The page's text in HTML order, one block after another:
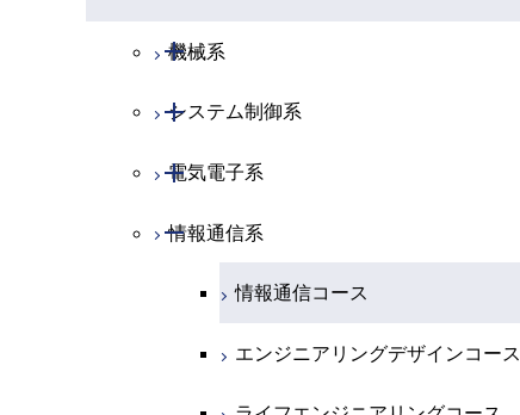
物理学系
物理学コース
物質・情報卓越コース
化学系
化学コース
エネルギーコース
エネルギー・情報コース
物質・情報卓越コース
地球惑星科学系
地球惑星科学コース
地球生命コース
専門科目
機械系
開閉
機械コース
エネルギーコース
エネルギー・情報コース
エンジニアリングデザインコース
ライフエンジニアリングコース
システム制御系
開閉
システム制御コース
エンジニアリングデザインコース
人間医療科学技術コース
電気電子系
開閉
電気電子コース
エネルギーコース
エネルギー・情報コース
情報通信系
開閉
情報通信コース
エンジニアリングデザインコース